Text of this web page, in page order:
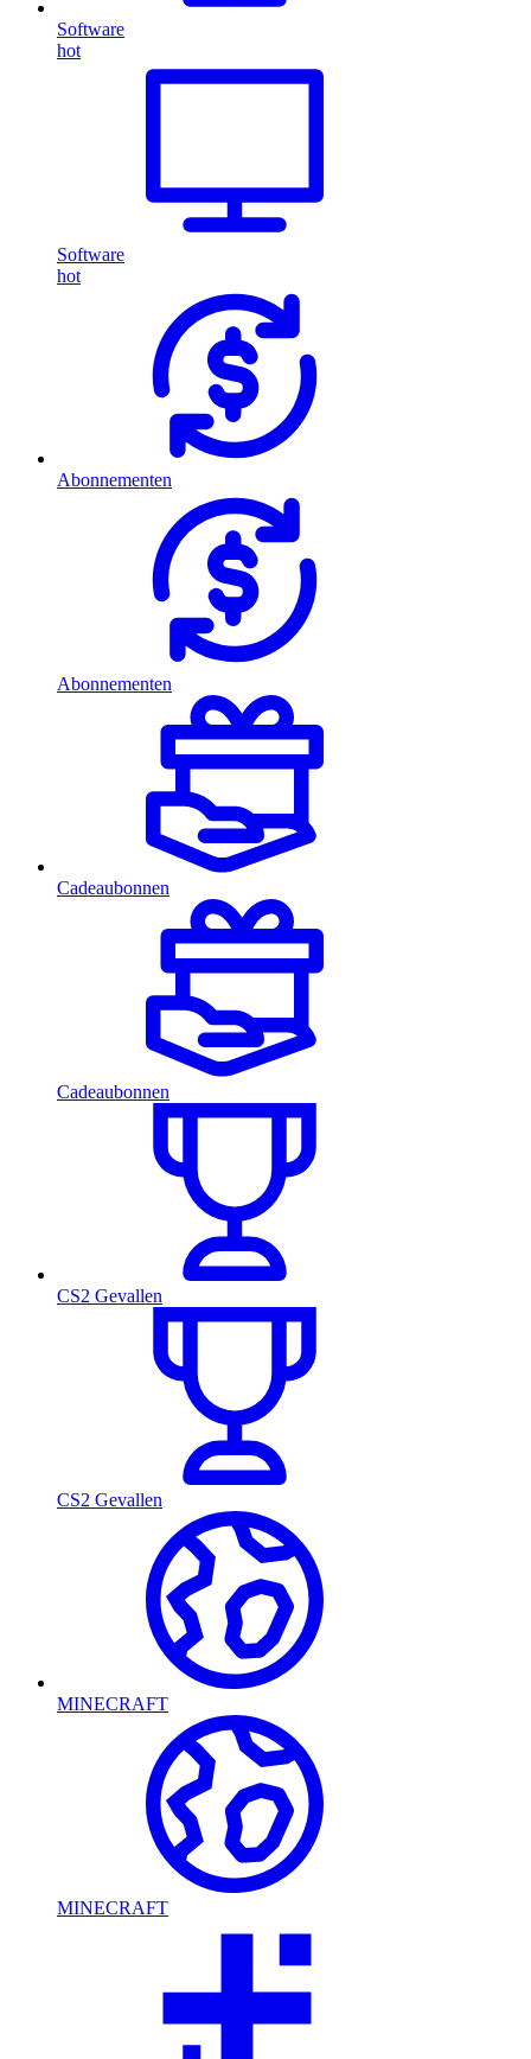
Software
hot
Software
hot
Abonnementen
Abonnementen
Cadeaubonnen
Cadeaubonnen
CS2 Gevallen
CS2 Gevallen
MINECRAFT
MINECRAFT